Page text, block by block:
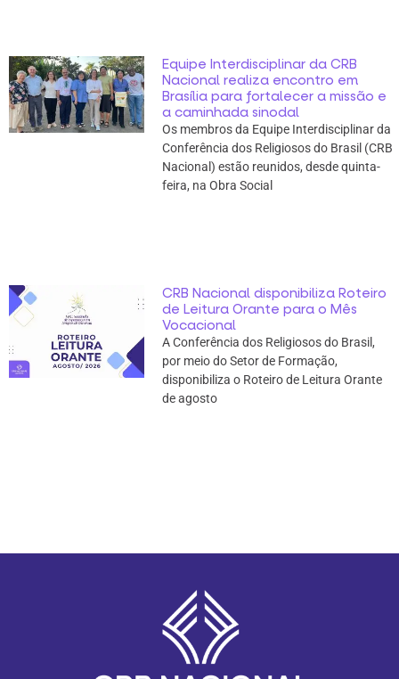
Equipe Interdisciplinar da CRB
Nacional realiza encontro em
Brasília para fortalecer a missão e
a caminhada sinodal
Os membros da Equipe Interdisciplinar da
Conferência dos Religiosos do Brasil (CRB
Nacional) estão reunidos, desde quinta-
feira, na Obra Social
CRB Nacional disponibiliza Roteiro
de Leitura Orante para o Mês
Vocacional
A Conferência dos Religiosos do Brasil,
por meio do Setor de Formação,
disponibiliza o Roteiro de Leitura Orante
de agosto